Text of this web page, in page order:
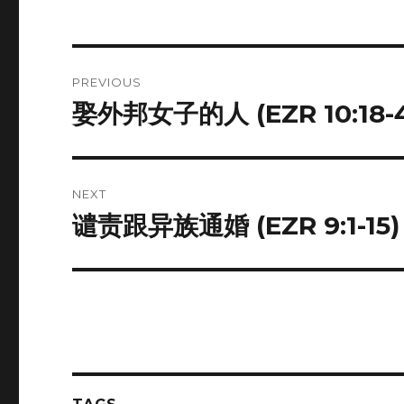
navigation
PREVIOUS
Previous
娶外邦女子的人 (EZR
NEXT
Next
谴责跟异族通婚 (EZR 9:1-15)